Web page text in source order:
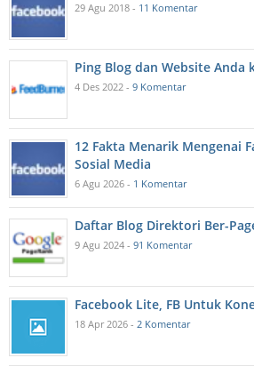
29 Agu 2018 - 11 Komentar
Ping Blog dan Website Anda
4 Des 2022 - 9 Komentar
12 Fakta Menarik Mengenai
Sosial Media
6 Agu 2026 - 1 Komentar
Daftar Blog Direktori Ber-
9 Agu 2024 - 91 Komentar
Facebook Lite, FB Untuk
18 Apr 2026 - 2 Komentar